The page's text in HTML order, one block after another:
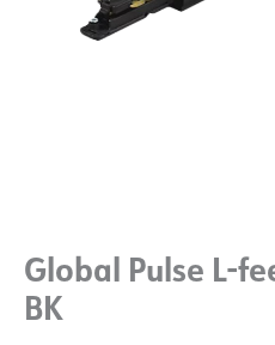
Global Pulse L-
BK